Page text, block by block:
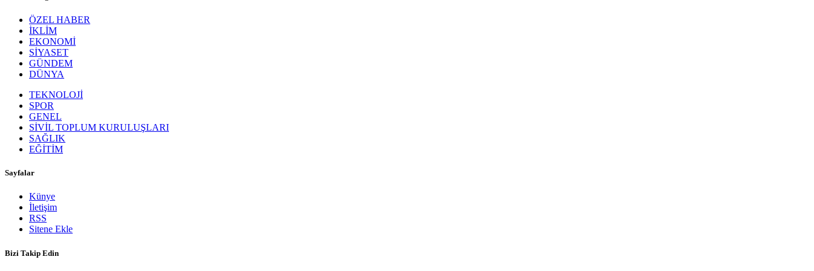
ÖZEL HABER
İKLİM
EKONOMİ
SİYASET
GÜNDEM
DÜNYA
TEKNOLOJİ
SPOR
GENEL
SİVİL TOPLUM KURULUŞLARI
SAĞLIK
EĞİTİM
Sayfalar
Künye
İletişim
RSS
Sitene Ekle
Bizi Takip Edin